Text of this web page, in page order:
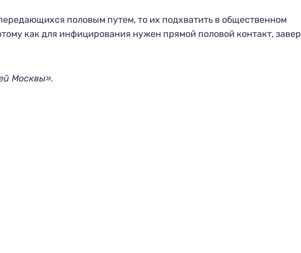
половым путем, то их подхватить в общественном
как для инфицирования нужен прямой половой контакт,
Москвы».